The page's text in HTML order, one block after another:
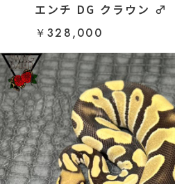
エンチ DG クラウン ♂
￥328,000